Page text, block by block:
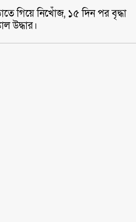
গিয়ে নিখোঁজ, ১৫ দিন পর বৃদ্ধা
উদ্ধার।